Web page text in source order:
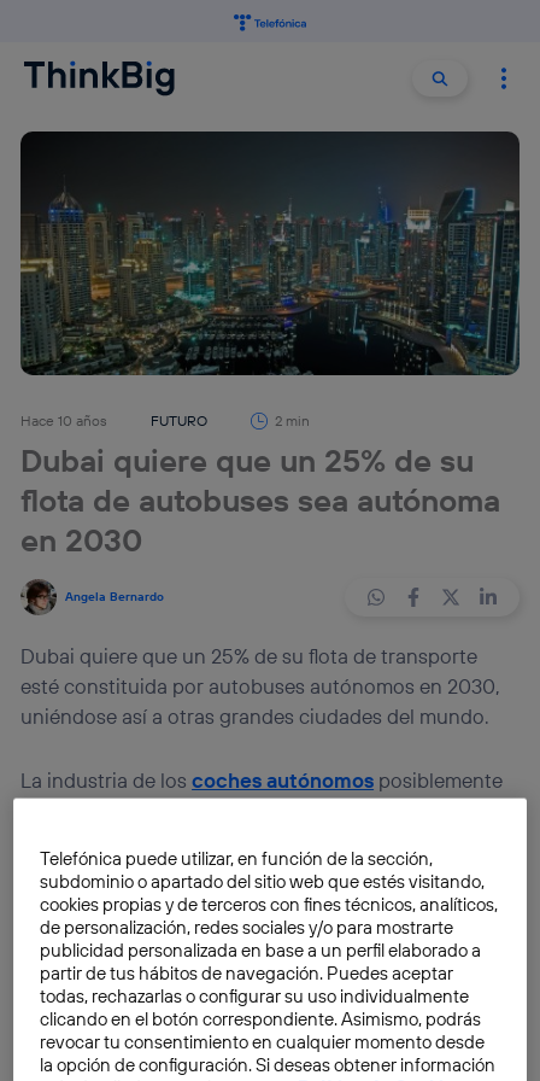
Buscar
Hace 10 años FUTURO 2 min
Dubai quiere que un 25% de su
flota de autobuses sea autónoma
en 2030
Angela Bernardo
Dubai quiere que un 25% de su flota de transporte
esté constituida por autobuses autónomos en 2030,
uniéndose así a otras grandes ciudades del mundo.
La industria de loscoches autónomos posiblemente
conductores y pasajeros. Como ejemplo vale
mencionar el trabajo desarrollado tanto desde
compañías privadas como Tesla como desde
entidades públicas. Aunque solemos relacionar este
tipo de desarrollos tecnológicos con un automóvil
que no tendremos que dirigir a medio o largo plazo, lo
cierto es que esta industria también transformará el
Telefónica puede utilizar, en función de la sección,
subdominio o apartado del sitio web que estés visitando,
cookies propias y de terceros con fines técnicos, analíticos,
de personalización, redes sociales y/o para mostrarte
publicidad personalizada en base a un perfil elaborado a
partir de tus hábitos de navegación. Puedes aceptar
todas, rechazarlas o configurar su uso individualmente
clicando en el botón correspondiente. Asimismo, podrás
revocar tu consentimiento en cualquier momento desde
la opción de configuración. Si deseas obtener información